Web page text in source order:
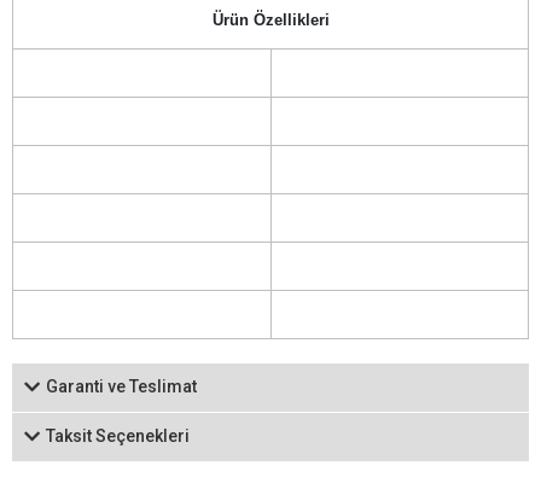
Ürün Özellikleri
Garanti ve Teslimat
Taksit Seçenekleri